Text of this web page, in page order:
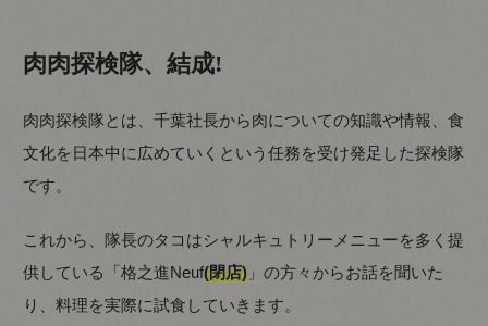
肉肉探検隊、結成!
肉肉探検隊とは、千葉社長から肉についての知識や情報、食
文化を日本中に広めていくという任務を受け発足した探検隊
です。
これから、隊長のタコはシャルキュトリーメニューを多く提
供している「格之進Neuf(閉店) 」の方々からお話を聞いた
り、料理を実際に試食していきます。